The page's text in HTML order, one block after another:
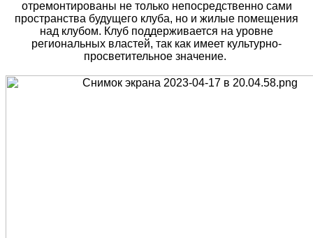
отремонтированы не только непосредственно сами
пространства будущего клуба, но и жилые помещения
над клубом. Клуб поддерживается на уровне
региональных властей, так как имеет культурно-
просветительное значение.